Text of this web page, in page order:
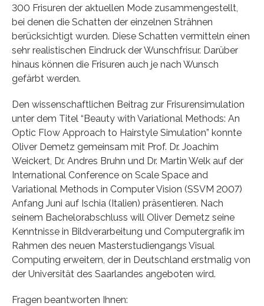
300 Frisuren der aktuellen Mode zusammengestellt,
bei denen die Schatten der einzelnen Strähnen
berücksichtigt wurden. Diese Schatten vermitteln einen
sehr realistischen Eindruck der Wunschfrisur. Darüber
hinaus können die Frisuren auch je nach Wunsch
gefärbt werden.
Den wissenschaftlichen Beitrag zur Frisurensimulation
unter dem Titel “Beauty with Variational Methods: An
Optic Flow Approach to Hairstyle Simulation” konnte
Oliver Demetz gemeinsam mit Prof. Dr. Joachim
Weickert, Dr. Andres Bruhn und Dr. Martin Welk auf der
International Conference on Scale Space and
Variational Methods in Computer Vision (SSVM 2007)
Anfang Juni auf Ischia (Italien) präsentieren. Nach
seinem Bachelorabschluss will Oliver Demetz seine
Kenntnisse in Bildverarbeitung und Computergrafik im
Rahmen des neuen Masterstudiengangs Visual
Computing erweitern, der in Deutschland erstmalig von
der Universität des Saarlandes angeboten wird.
Fragen beantworten Ihnen: